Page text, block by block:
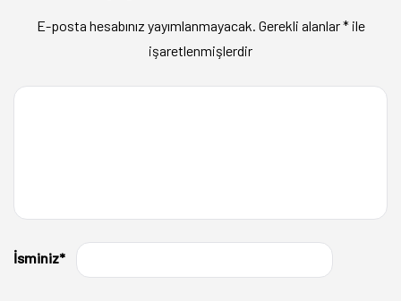
E-posta hesabınız yayımlanmayacak. Gerekli alanlar*ile
işaretlenmişlerdir
İsminiz*